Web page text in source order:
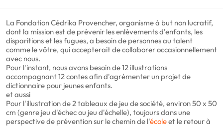
La Fondation Cédrika Provencher, organisme à but non lucratif,
dont la mission est de prévenir les enlèvements d'enfants, les
disparitions et les fugues, a besoin de personnes au talent
comme le vôtre, qui accepterait de collaborer occasionnellement
avec nous.
Pour l'instant, nous avons besoin de 12 illustrations
accompagnant 12 contes afin d'agrémenter un projet de
dictionnaire pour jeunes enfants.
et aussi
Pour l'illustration de 2 tableaux de jeu de société, environ 50 x 50
cm (genre jeu d'échec ou jeu d'échelle), toujours dans une
perspective de prévention sur le chemin de l'écoleet le retour à